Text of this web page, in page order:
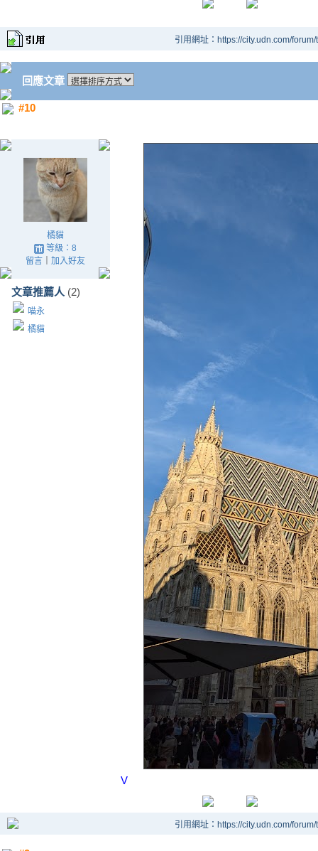
引用網址：https://city.udn.com/
回應文章
#10
橘貓
等級：8
留言｜ 加入好友
文章推薦人 (2)
喵永
橘貓
V
引用網址：https://city.udn.com/